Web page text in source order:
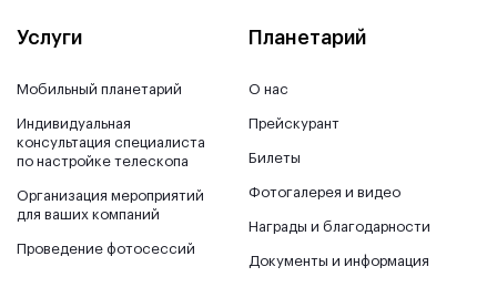
Услуги
Мобильный планетарий
Индивидуальная
консультация специалиста
по настройке телескопа
Организация мероприятий
для ваших компаний
Проведение фотосессий
Планетарий
О нас
Прейскурант
Билеты
Фотогалерея и видео
Награды и благодарности
Документы и информация